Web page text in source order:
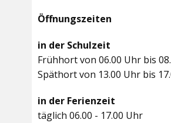
Öffnungszeiten
in der Schulzeit
Frühhort von 06.00 Uhr bis
Späthort von 13.00 Uhr bis
in der Ferienzeit
täglich 06.00 - 17.00 Uhr